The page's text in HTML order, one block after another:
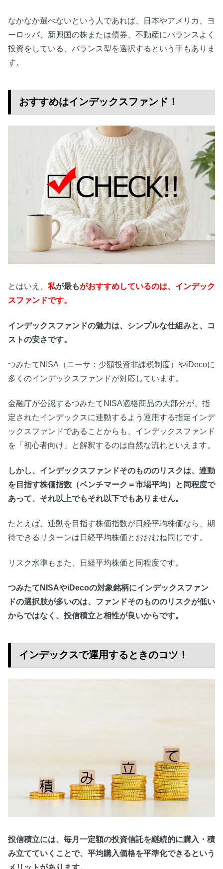
なかなか選べないという人であれば、日本やアメリカ、ヨ
ーロッパ、新興国の株または債券、不動産にバランスよく
投資をしている、バランス型を選択するという手もありま
す。
おすすめはインデックスファンド！
とはいえ、 私が最もがおすすめしているのは、インデック
スファンドです。
インデックスファンドの魅力は、シンプルな仕組みと、コ
ストの安さです。
つみたてNISA（ニーサ：少額投資非課税制度）やiDecoに
多くのインデックスファンドが対応しています。
金融庁が公認するつみたてNISA適格商品の大部分が、指
定されたインデックスに連動するよう運用する指定インデ
ックスファンドであることからも、インデックスファンド
を「初心者向け」と解釈するのは自然な流れといえます。
しかし、インデックスファンドそのもののリスクは、連動
を目指す株価指数（ベンチマーク＝市場平均）と同程度で
あって、それ以上でもそれ以下でもありません。
たとえば、連動を目指す株価指数が日経平均株価なら、期
待できるリターンは日経平均株価とおおむね同じです。
リスク水準もまた、日経平均株価と同程度です。
つみたてNISAやiDecoの対象銘柄にインデックスファン
ドの選択肢が多いのは、ファンドそのもののリスクが低い
からではなく、投信積立と相性が良いからです。
インデックスで運用するときのコツ！
投信積立には、毎月一定額の投資信託を継続的に購入・積
み立てていくことで、平均購入価格を平準化できるという